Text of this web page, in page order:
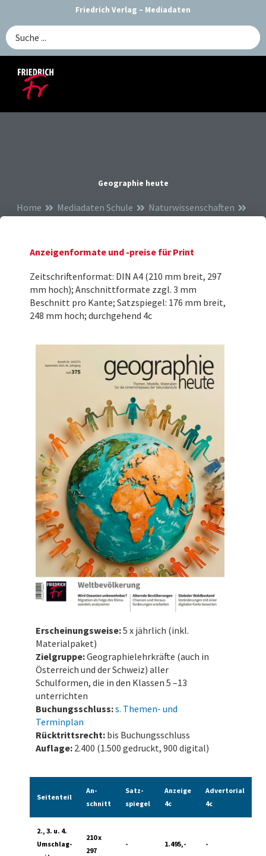
springen
Friedrich Verlag – Mediadaten
Search
...
Geographie heute
Home Mediadaten Schule
Naturwissenschaften
Anzeigenformate und -preise für Print
Zeitschriftenformat: DIN A4 (210 mm breit, 297
mm hoch); Anschnittformate zzgl. 3 mm
Beschnitt pro Kante; Satzspiegel: 176 mm breit,
248 mm hoch; durchgehend 4c
Erscheinungsweise:5 x jährlich (inkl.
Materialpaket)
Zielgruppe:Geographielehrkräfte (auch in
Österreich und der Schweiz) aller
Schulformen, die in den Klassen 5 –13
unterrichten
Buchungsschluss:s. Themen- und
Terminplan
Rücktrittsrecht: bis Buchungsschluss
Auflage: 2.400 (1.500 gedruckt, 900 digital)
Seiten­teil
An­
schnitt
Satz­
spiegel
Anzeige
4c
Advertorial
4c
2., 3. u. 4.
Umschlag­
210 x
297
- 1.495,- -